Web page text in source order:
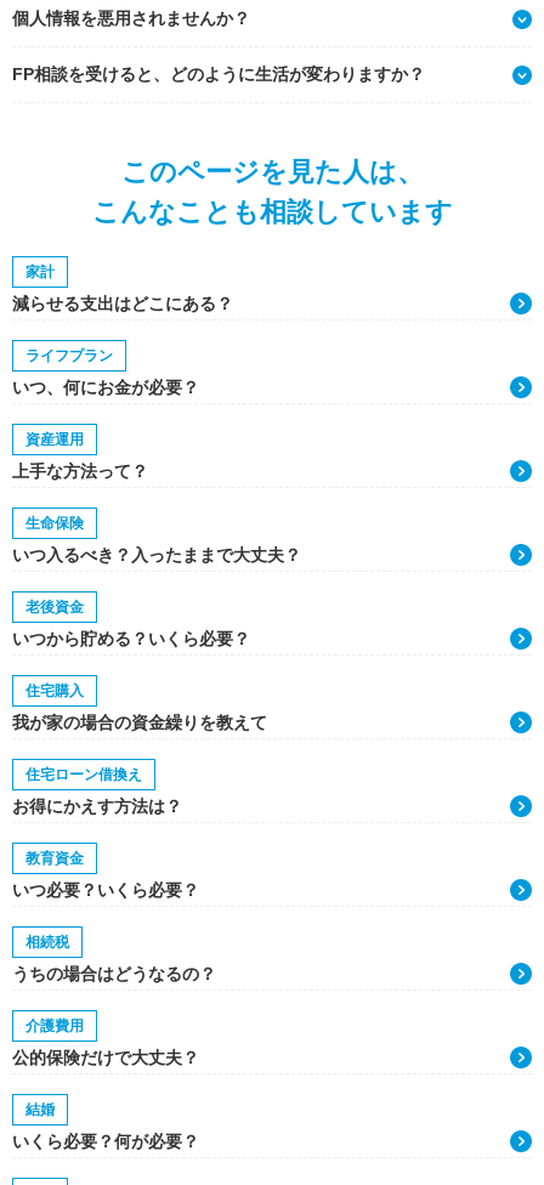
個人情報を悪用されませんか？
FP相談を受けると、どのように生活が変わりますか？
このページを見た人は、
こんなことも相談しています
家計
減らせる支出はどこにある？
ライフプラン
いつ、何にお金が必要？
資産運用
上手な方法って？
生命保険
いつ入るべき？入ったままで大丈夫？
老後資金
いつから貯める？いくら必要？
住宅購入
我が家の場合の資金繰りを教えて
住宅ローン借換え
お得にかえす方法は？
教育資金
いつ必要？いくら必要？
相続税
うちの場合はどうなるの？
介護費用
公的保険だけで大丈夫？
結婚
いくら必要？何が必要？